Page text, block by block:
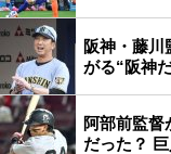
阪神・藤
がる“阪神
阿部前監督
だった？